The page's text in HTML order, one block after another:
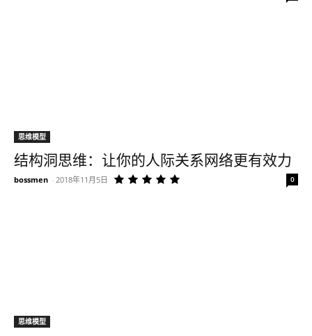
思维模型
结构洞思维：让你的人际关系网络更有效力
bossmen - 2018年11月5日 0
思维模型